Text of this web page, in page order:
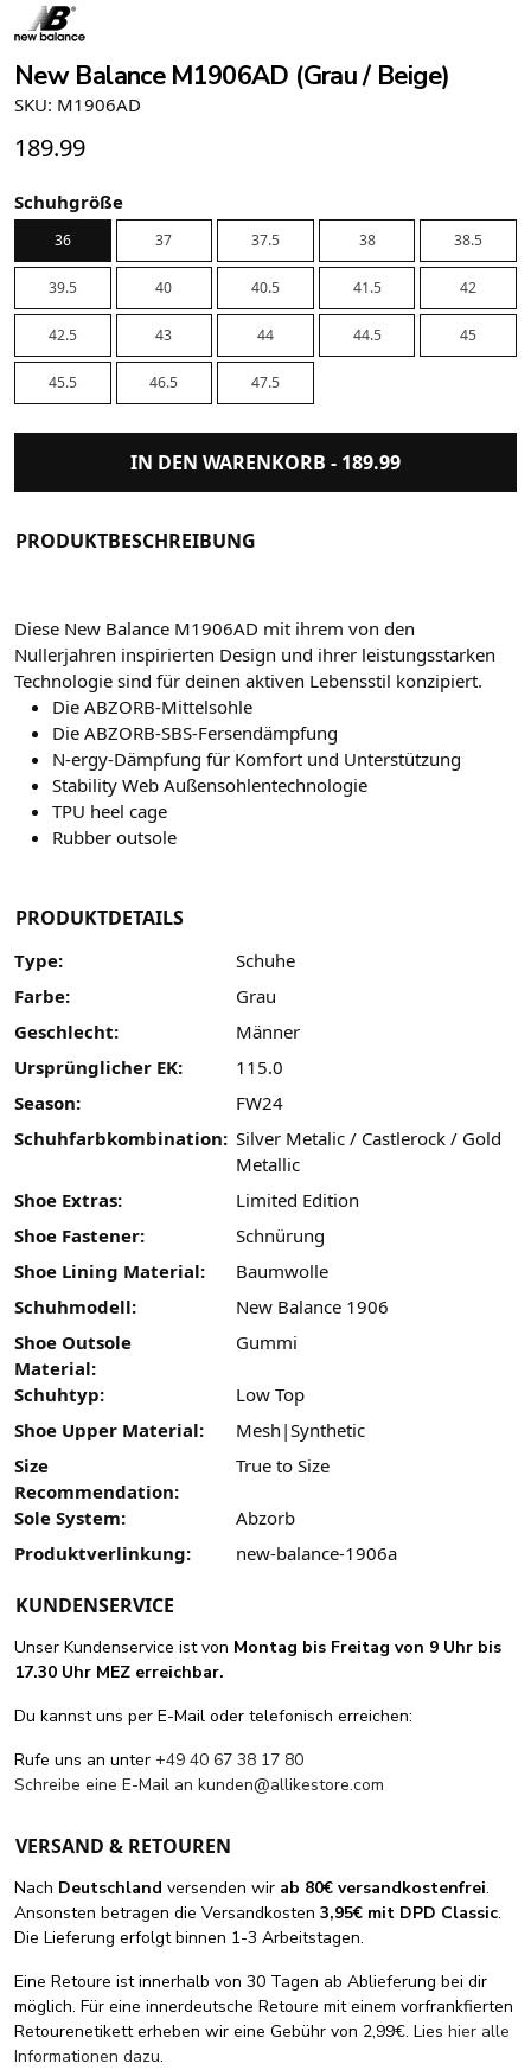
New Balance M1906AD (Grau / Beige)
SKU: M1906AD
189.99
Schuhgröße
36 37 37.5 38 38.5
39.5 40 40.5 41.5 42
42.5 43 44 44.5 45
45.5 46.5 47.5
IN DEN WARENKORB - 189.99
PRODUKTBESCHREIBUNG
Diese New Balance M1906AD mit ihrem von den
Nullerjahren inspirierten Design und ihrer leistungsstarken
Technologie sind für deinen aktiven Lebensstil konzipiert.
Die ABZORB-Mittelsohle
Die ABZORB-SBS-Fersendämpfung
N-ergy-Dämpfung für Komfort und Unterstützung
Stability Web Außensohlentechnologie
TPU heel cage
Rubber outsole
PRODUKTDETAILS
Type:
Schuhe
Farbe:
Grau
Geschlecht:
Männer
Ursprünglicher EK:
115.0
Season:
FW24
Schuhfarbkombination: Silver Metalic / Castlerock / Gold
Metallic
Shoe Extras:
Limited Edition
Shoe Fastener:
Schnürung
Shoe Lining Material:
Baumwolle
Schuhmodell:
New Balance 1906
Shoe Outsole
Material:
Gummi
Schuhtyp:
Low Top
Shoe Upper Material:
Mesh|Synthetic
Size
Recommendation:
True to Size
Sole System:
Abzorb
Produktverlinkung:
new-balance-1906a
KUNDENSERVICE
Unser Kundenservice ist von Montag bis Freitag von 9 Uhr bis
17.30 Uhr MEZ erreichbar.
Du kannst uns per E-Mail oder telefonisch erreichen:
Rufe uns an unter +49 40 67 38 17 80
Schreibe eine E-Mail an kunden@allikestore.com
VERSAND & RETOUREN
Nach Deutschland versenden wir ab 80€ versandkostenfrei.
Ansonsten betragen die Versandkosten 3,95€ mit DPD Classic.
Die Lieferung erfolgt binnen 1-3 Arbeitstagen.
Eine Retoure ist innerhalb von 30 Tagen ab Ablieferung bei dir
möglich. Für eine innerdeutsche Retoure mit einem vorfrankfierten
Retourenetikett erheben wir eine Gebühr von 2,99€. Lies hier alle
Informationen dazu.